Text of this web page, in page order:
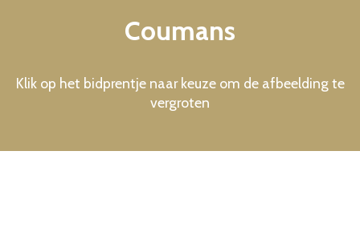
Coumans
Klik op het bidprentje naar keuze om de afbeelding te
vergroten